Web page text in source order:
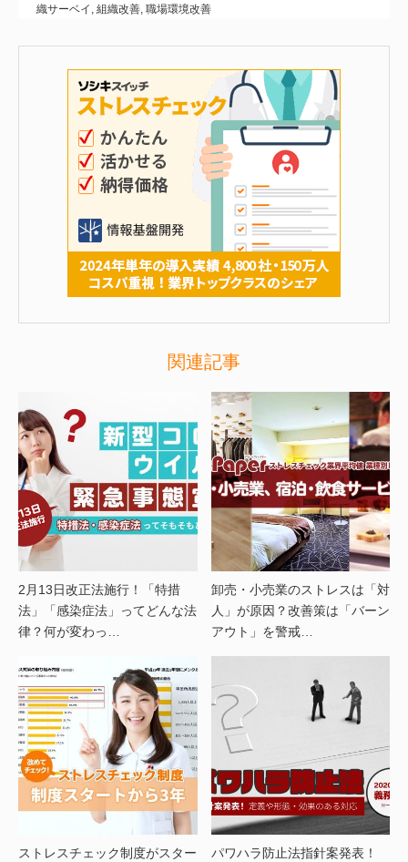
織サーベイ , 組織改善, 職場環境改善
関連記事
2月13日改正法施行！「特措
法」「感染症法」ってどんな法
律？何が変わっ…
卸売・小売業のストレスは「対
人」が原因？改善策は「バーン
アウト」を警戒…
ストレスチェック制度がスター
パワハラ防止法指針案発表！